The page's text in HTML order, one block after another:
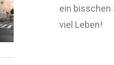
ein bisschen
viel Leben!